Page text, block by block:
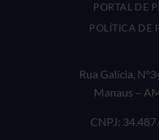
PORTAL DE
POLÍTICA DE
Rua Galícia,
Manaus –
CNPJ: